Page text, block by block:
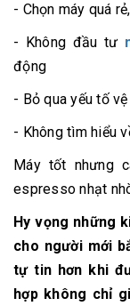
- Chọn máy quá
- Không đầu tư
động
- Bỏ qua yếu tố
- Không tìm hiểu
Máy tốt nhưng
espresso nhạt
Hy vọng những
cho người mới
tự tin hơn khi
hợp không chỉ